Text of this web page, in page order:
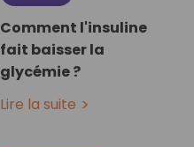
Comment l'insuline
fait baisser la
glycémie ?
Lire la suite